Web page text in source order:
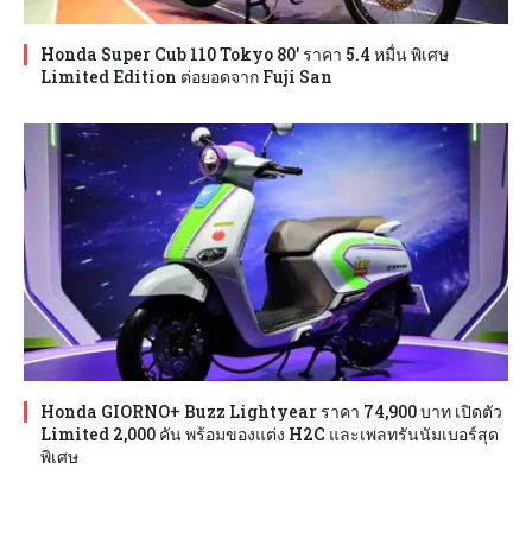
Honda Super Cub 110 Tokyo 80′ ราคา 5.4 หมื่น พิเศษ
Limited Edition ต่อยอดจาก Fuji San
Honda GIORNO+ Buzz Lightyear ราคา 74,900 บาท เปิดตัว
Limited 2,000 คัน พร้อมของแต่ง H2C และเพลทรันนัมเบอร์สุด
พิเศษ